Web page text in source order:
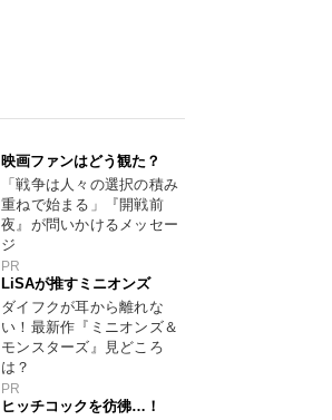
映画ファンはどう観た？
「戦争は人々の選択の積み
重ねで始まる」『開戦前
夜』が問いかけるメッセー
ジ
PR
LiSAが推すミニオンズ
ダイフクが耳から離れな
い！最新作『ミニオンズ＆
モンスターズ』見どころ
は？
PR
ヒッチコックを彷彿…！